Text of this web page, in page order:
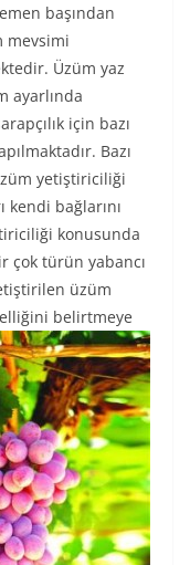
başından
mevsimi
Üzüm yaz
ayarlında
için bazı
Bazı
yetiştiriciliği
kendi bağlarını
konusunda
çok türün yabancı
üzüm
belirtmeye